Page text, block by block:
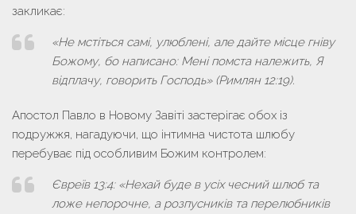
закликає:
«Не мстіться самі, улюблені, але дайте місце гніву
Божому, бо написано: Мені помста належить, Я
відплачу, говорить Господь» (Римлян 12:19).
Апостол Павло в Новому Завіті застерігає обох із
подружжя, нагадуючи, що інтимна чистота шлюбу
перебуває під особливим Божим контролем:
Євреїв 13:4: «Нехай буде в усіх чесний шлюб та
ложе непорочне, а розпусників та перелюбників